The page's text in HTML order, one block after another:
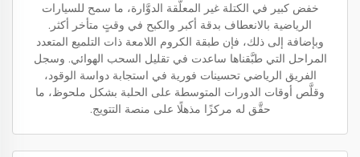
خفض كبير في الكتلة غير المعلَّقة الدوَّارة، ما سمح للسيارات
الرياضية بالانعطاف بدقة أكبر والكبح في وقتٍ متأخر أكثر.
وبإضافة إلى ذلك، فإن طبقة الكروم اللامعة ذات التلميع المتعدد
المراحل التي طبَّقناها ساعدت في تقليل السحب الهوائي. وسجل
الفريق الرياضي تحسينات فورية في استجابة دواسة الوقود،
وقلَّص أوقات الدورات المتوسطة على الحلبة بشكل ملحوظ، ما
حقَّق له مركزًا مذهلًا على منصة التتويج.